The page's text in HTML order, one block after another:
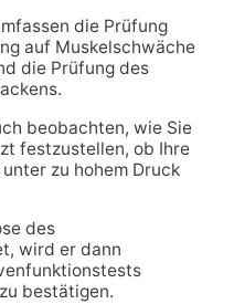
die Prüfung
auf Muskelschwäche
die Prüfung des
beobachten, wie Sie
festzustellen, ob Ihre
zu hohem Druck
des
wird er dann
bestätigen.